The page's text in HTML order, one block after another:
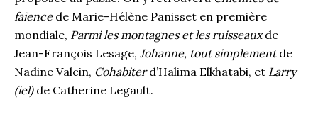
faïencede Marie-Hélène Panisset en première
mondiale, Parmi les montagnes et les ruisseauxde
Jean-François Lesage, Johanne, tout simplementde
Nadine Valcin, Cohabiterd’Halima Elkhatabi, et Larry
(iel)de Catherine Legault.